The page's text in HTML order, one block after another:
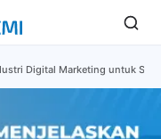
Digital Marketing untuk